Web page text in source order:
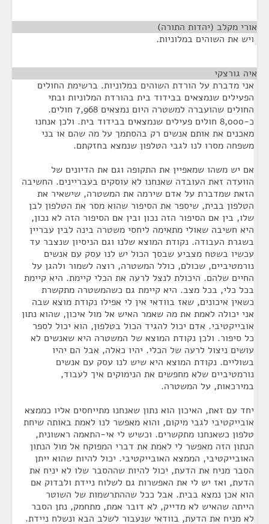
אורי מקלב (יהדות התורה)
ויש את השוהים במלוניות.
איה גורצקי
אני מדברת על הורדת השוהים במלוניות. ברשימת החולים
הפעילים שנמצאים בבידוד בית בהורדת המלוניות ובתי
החולים שהועברה למשטרה היום נמצאים 7,968 חולים.
כ-8,000 חולים פעילים שנמצאים בבידוד בית. ולכן אנחנו
מאכנים את אותם אנשים רק בהסתמך על מה שהם או בני
משפחה מסרו לנו לגבי הטלפון שנמצא בחזקתם.
אם יש משהו שמאפיין את התקופה וגם את הדיונים של
הוועדה זאת העובדה שאנחנו לא עוסקים בעבריינים. החשיבה
הזאת שמדברת על אדם שירמה את המשטרה, שישאיר את
הטלפון בבית, שיספר את הסיפור שהוא מסר את הטלפון לבן
שלו, בין אם הסיפור הזה נכון ובין אם הסיפור הזה לא נכון,
היא חשיבה שאולי מתאימה ליחסי משטרה בינה לבין עבריין
בשגרת העבודה. נקודת המוצא שלנו וגם הניסיון שנצבר עד
עכשיו בשטח מצביע שבסך הכול יש לנו עסק עם אנשים
נורמטיביים, שכולם, כולל המשטרה, רוצה לשמור ולהגן על
החיים שלהם. היכולת לנצל לרעה את הכלי קיימת. היא קיימת
בכל כלי, בכל מצב. היא קיימת גם כשהמשטרה מתקשרת
כשאין איכונים, שאז בוודאי אין לי אפילו נקודת מוצא שבה
אני יכולה לאמת את מה שאמר האיש אל מול איכון, שהוא נתון
אובייקטיבי. אדם יכול להגיד הכול בטלפון, הוא יכול לספר
כל סיפור. ולכן נקודת המוצא של המשטרה היא שאנשים לא
עושים ניצול לרעה של הכלי. יהיו כאלה, אבל הם יהיו
בשוליים. נקודת המוצא היא שיש לנו עסק עם אנשים
נורמטיביים שלא מחפשים את הנימוקים איך לעבוד,
במירכאות, על המשטרה.
יחד עם זאת, האיכון הוא נתון שאנחנו מתייחסים אליו כממצא
אובייקטיבי לגבי מיקום, והוא מאפשר לנו לאמת באותה שיחת
טלפון כשאנחנו מתקשרים. וכשיש לי אי-התאמה ראשונית,
הנתון הזה מאפשר לי לאמת את דברי המפוקח אל מול הנתון
האובייקטיבי, הממצא האובייקטיבי. יכול להיות שהוא ייתן
הסבר מניח את הדעת, יכול להיות שההסבר שלו לא יניח את
הדעת, ואז יש לי את האפשרות גם לשלוח ניידת ולבדוק אם
הוא אכן נמצא בבית. אבל ככל שההתרשמות של השוטר
הייתה שהאיש לא מדייק, לא דובר אמת, מתחמק, נתן הסבר
לא מניח את הדעת, בוודאי שנעבור לשלב הבא ונשלח ניידת.